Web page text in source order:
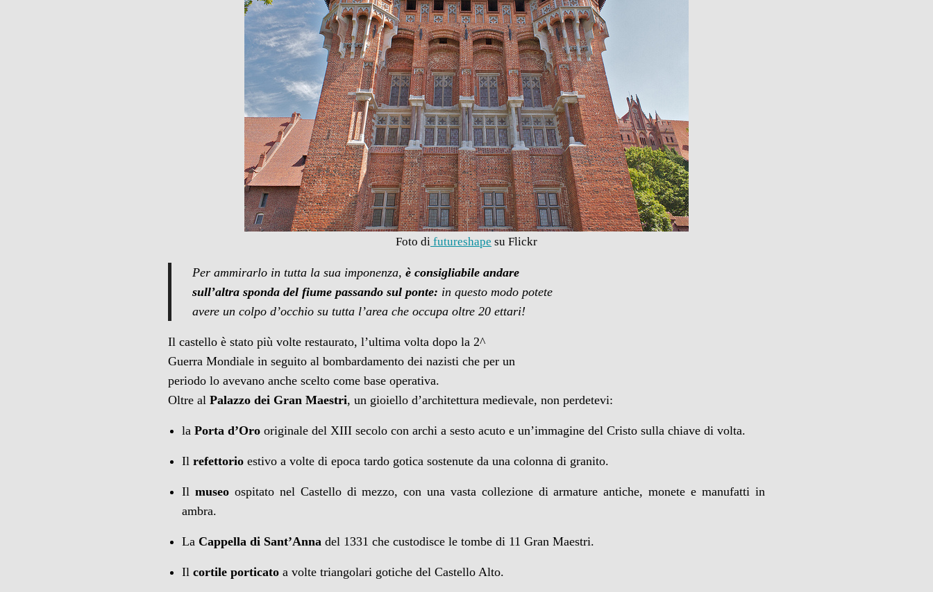
Foto difutureshape su Flickr
Per ammirarlo in tutta la sua imponenza, è consigliabile andare
sull’altra sponda del fiume passando sul ponte: in questo modo potete
avere un colpo d’occhio su tutta l’area che occupa oltre 20 ettari!
Il castello è stato più volte restaurato, l’ultima volta dopo la 2^
Guerra Mondiale in seguito al bombardamento dei nazisti che per un
periodo lo avevano anche scelto come base operativa.
Oltre alPalazzo dei Gran Maestri, un gioiello d’architettura medievale, non perdetevi:
laPorta d’Oro originale del XIII secolo con archi a sesto acuto e un’immagine del Cristo sulla chiave di volta.
Ilrefettorioestivo a volte di epoca tardo gotica sostenute da una colonna di granito.
Ilmuseoospitato nel Castello di mezzo, con una vasta collezione di armature antiche, monete e manufatti in
ambra.
La Cappella di Sant’Anna del 1331 che custodisce le tombe di 11 Gran Maestri.
Ilcortile porticato a volte triangolari gotiche del Castello Alto.